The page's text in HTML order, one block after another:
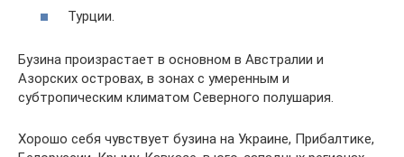
Турции.
Бузина произрастает в основном в Австралии и
Азорских островах, в зонах с умеренным и
субтропическим климатом Северного полушария.
Хорошо себя чувствует бузина на Украине, Прибалтике,